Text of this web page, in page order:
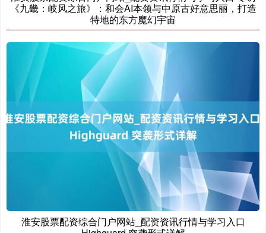
沪深300 4651.31 -6.85 -0.15%
北证50 1122.88 +3.42 +0.30%
《九畿：岐风之旅》：和会AI本领与中原古好意思丽，打造
特地的东方魔幻宇宙
淮安股票配资综合门户网站_配资资讯行情与学习入口